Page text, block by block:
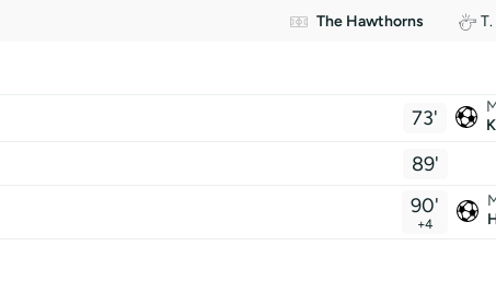
The Hawthorns
73'
89'
90'
+4